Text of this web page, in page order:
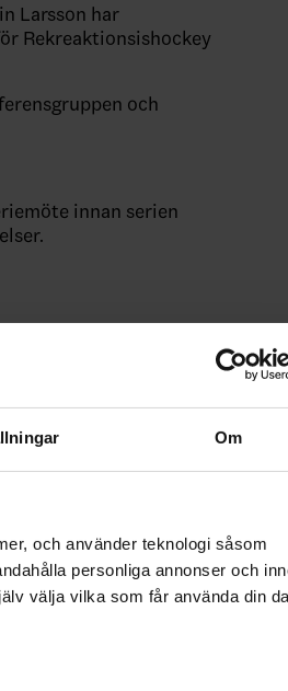
Om
och använder teknologi såsom
personliga annonser och
välja vilka som får använda din
Larsson har
Rekreaktionsishockey
och
innan serien
2027